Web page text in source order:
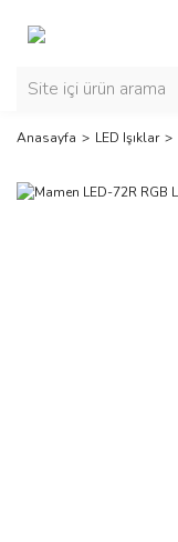
Anasayfa LED Işıklar